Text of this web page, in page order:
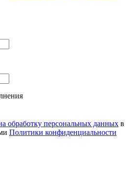
обработку персональных данных в
Политики конфиденциальности